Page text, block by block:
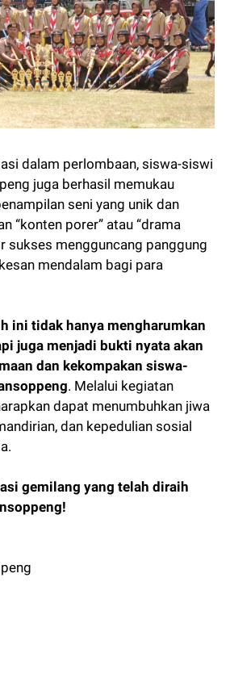
dalam perlombaan, siswa-siswi
juga berhasil memukau
seni yang unik dan
“konten porer” atau “drama
sukses mengguncang panggung
mendalam bagi para
ini tidak hanya mengharumkan
juga menjadi bukti nyata akan
dan kekompakan siswa-
. Melalui kegiatan
dapat menumbuhkan jiwa
dan kepedulian sosial
gemilang yang telah diraih